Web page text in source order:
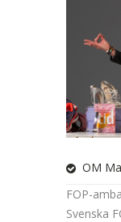
OM
FOP-
Svenska